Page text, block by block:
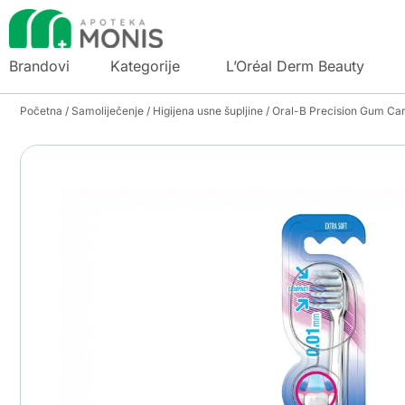
Brandovi Kategorije L’Oréal Derm Beauty
Početna / Samoliječenje / Higijena usne šupljine / Oral-B Precision Gum